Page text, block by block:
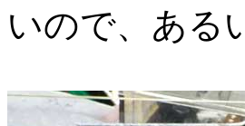
いので、ある